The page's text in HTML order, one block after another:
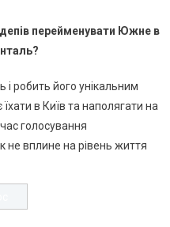
перейменувати Южне в
і робить його унікальним
в Київ та наполягати на
час голосування
не вплине на рівень життя